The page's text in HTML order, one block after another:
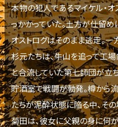
本物の犯人であるマイケル・
っかかっていた。土方が仕留
オストログはそのまま逃走。
杉元たちは、牛山を追って工
と合流していた第七師団が立
貯酒室で戦闘が勃発。樽から
たちが泥酔状態に陥る中、そ
菊田は、彼女に父親の身に何